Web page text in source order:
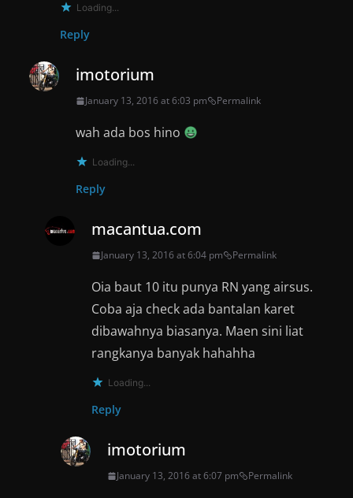
Loading...
Reply
imotorium
January 13, 2016 at 6:03 pm Permalink
wah ada bos hino
Loading...
Reply
macantua.com
January 13, 2016 at 6:04 pm Permalink
Oia baut 10 itu punya RN yang airsus.
Coba aja check ada bantalan karet
dibawahnya biasanya. Maen sini liat
rangkanya banyak hahahha
Loading...
Reply
imotorium
January 13, 2016 at 6:07 pm Permalink